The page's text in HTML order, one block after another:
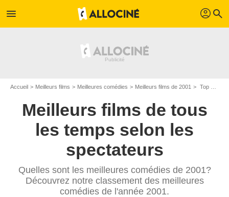
menu profil search
Accueil Meilleurs films Meilleures comédies Meilleurs films de 2001 Top comédies de 2001
Meilleurs films de tous
les temps selon les
spectateurs
Quelles sont les meilleures comédies de 2001?
Découvrez notre classement des meilleures
comédies de l'année 2001.